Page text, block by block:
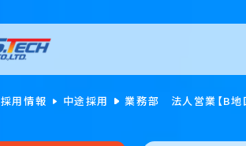
採用情報 中途採用 業務部 法人営業【B地